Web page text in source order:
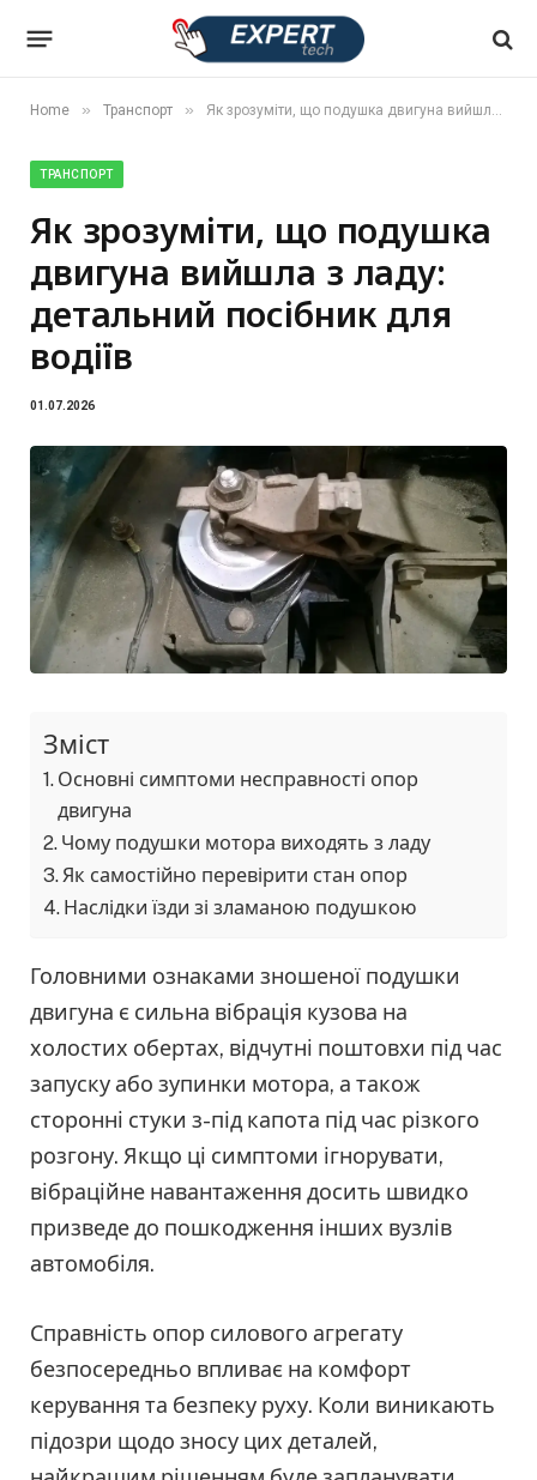
Home » Транспорт » Як зрозуміти, що подушка двигуна вийшла з ладу: детальний посібник для водіїв
ТРАНСПОРТ
Як зрозуміти, що подушка
двигуна вийшла з ладу:
детальний посібник для
водіїв
01.07.2026
Зміст
Основні симптоми несправності опор
двигуна
Чому подушки мотора виходять з ладу
Як самостійно перевірити стан опор
Наслідки їзди зі зламаною подушкою
Головними ознаками зношеної подушки
двигуна є сильна вібрація кузова на
холостих обертах, відчутні поштовхи під час
запуску або зупинки мотора, а також
сторонні стуки з-під капота під час різкого
розгону. Якщо ці симптоми ігнорувати,
вібраційне навантаження досить швидко
призведе до пошкодження інших вузлів
автомобіля.
Справність опор силового агрегату
безпосередньо впливає на комфорт
керування та безпеку руху. Коли виникають
підозри щодо зносу цих деталей,